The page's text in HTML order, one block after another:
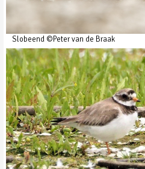
Slobeend ©Peter van de Braak